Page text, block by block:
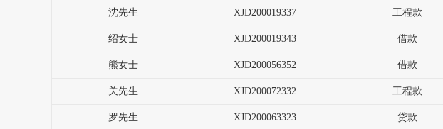
绍女士 借款
熊女士 借款
关先生 工程款
罗先生 贷款
万小姐 贷款